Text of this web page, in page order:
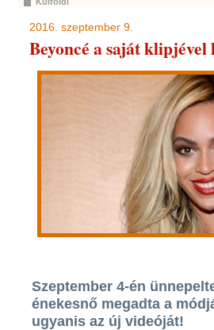
2016. szeptember 9.
Beyoncé a saját klipjével
Szeptember 4-én
énekesnő megadta a
ugyanis az új videóját!